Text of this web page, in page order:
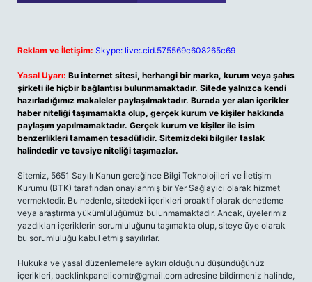
Reklam ve İletişim: Skype: live:.cid.575569c608265c69
Yasal Uyarı: Bu internet sitesi, herhangi bir marka, kurum veya şahıs
şirketi ile hiçbir bağlantısı bulunmamaktadır. Sitede yalnızca kendi
hazırladığımız makaleler paylaşılmaktadır. Burada yer alan içerikler
haber niteliği taşımamakta olup, gerçek kurum ve kişiler hakkında
paylaşım yapılmamaktadır. Gerçek kurum ve kişiler ile isim
benzerlikleri tamamen tesadüfidir. Sitemizdeki bilgiler taslak
halindedir ve tavsiye niteliği taşımazlar.
Sitemiz, 5651 Sayılı Kanun gereğince Bilgi Teknolojileri ve İletişim
Kurumu (BTK) tarafından onaylanmış bir Yer Sağlayıcı olarak hizmet
vermektedir. Bu nedenle, sitedeki içerikleri proaktif olarak denetleme
veya araştırma yükümlülüğümüz bulunmamaktadır. Ancak, üyelerimiz
yazdıkları içeriklerin sorumluluğunu taşımakta olup, siteye üye olarak
bu sorumluluğu kabul etmiş sayılırlar.
Hukuka ve yasal düzenlemelere aykırı olduğunu düşündüğünüz
içerikleri, backlinkpanelicomtr@gmail.com adresine bildirmeniz halinde,